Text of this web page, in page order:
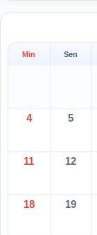
Min Sen
4 5
11 12
18 19